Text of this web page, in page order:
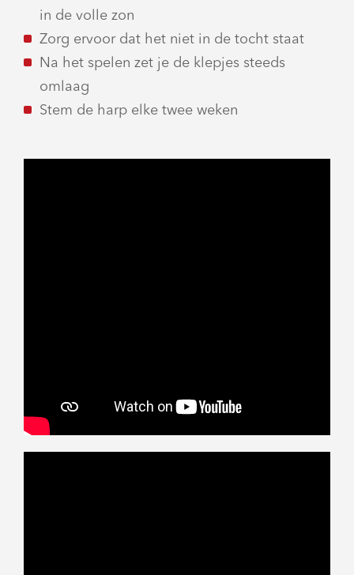
in de volle zon
Zorg ervoor dat het niet in de tocht staat
Na het spelen zet je de klepjes steeds
omlaag
Stem de harp elke twee weken